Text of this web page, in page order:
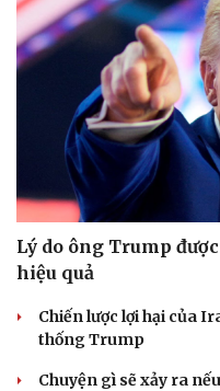
Lý do ông Trump
hiệu quả
Chiến lược lợi hại của
thống Trump
Chuyện gì sẽ xảy ra